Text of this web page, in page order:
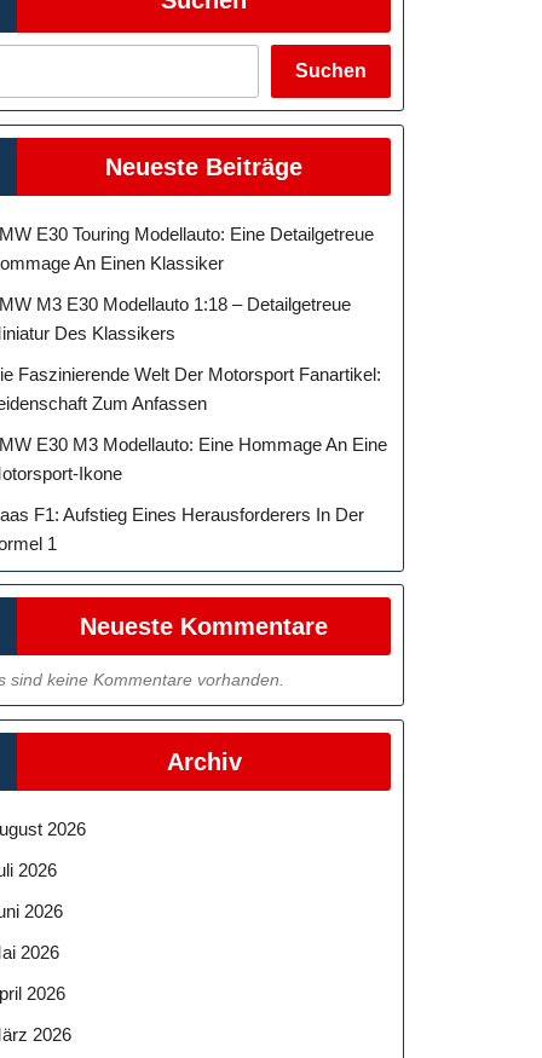
Suchen
Neueste Beiträge
E30 Touring Modellauto: Eine Detailgetreue
An Einen Klassiker
M3 E30 Modellauto 1:18 – Detailgetreue
Des Klassikers
Faszinierende Welt Der Motorsport Fanartikel:
Zum Anfassen
E30 M3 Modellauto: Eine Hommage An Eine
Ikone
F1: Aufstieg Eines Herausforderers In Der
1
Neueste Kommentare
sind keine Kommentare vorhanden.
Archiv
2026
2026
2026
2026
2026
2026